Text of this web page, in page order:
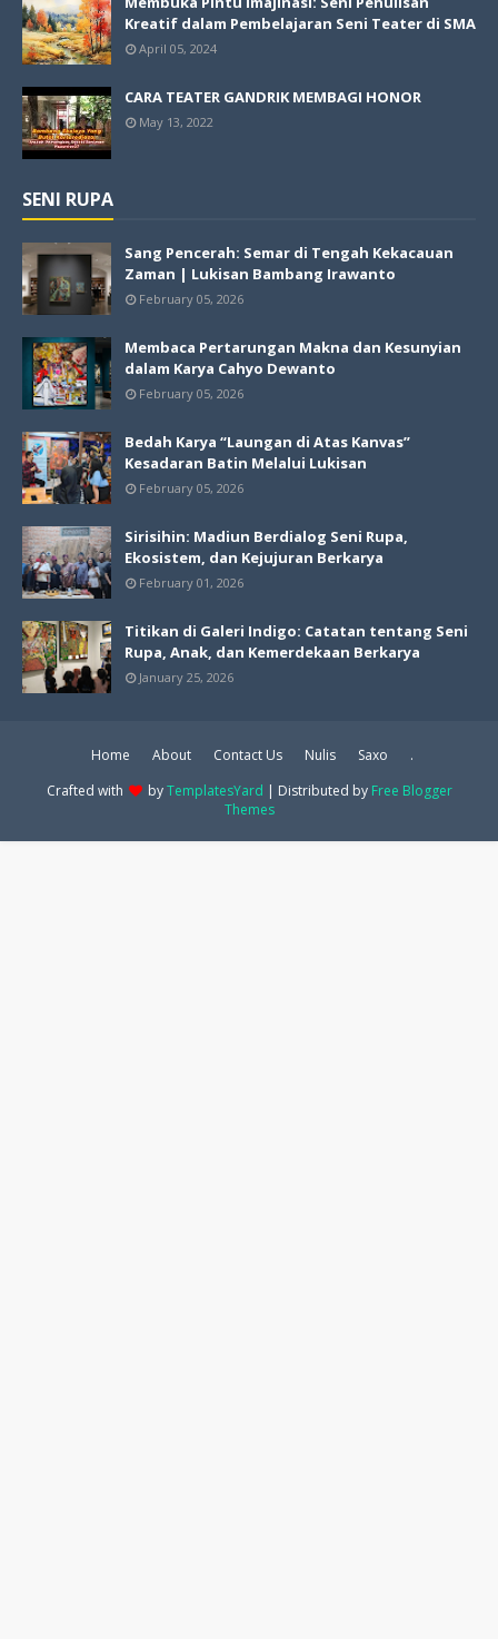
Kreatif dalam Pembelajaran Seni Teater di SMA
April 05, 2024
CARA TEATER GANDRIK MEMBAGI HONOR
May 13, 2022
SENI RUPA
Sang Pencerah: Semar di Tengah Kekacauan
Zaman | Lukisan Bambang Irawanto
February 05, 2026
Membaca Pertarungan Makna dan Kesunyian
dalam Karya Cahyo Dewanto
February 05, 2026
Bedah Karya “Laungan di Atas Kanvas”
Kesadaran Batin Melalui Lukisan
February 05, 2026
Sirisihin: Madiun Berdialog Seni Rupa,
Ekosistem, dan Kejujuran Berkarya
February 01, 2026
Titikan di Galeri Indigo: Catatan tentang Seni
Rupa, Anak, dan Kemerdekaan Berkarya
January 25, 2026
Home About Contact Us Nulis Saxo
.
Crafted with
byTemplatesYard | Distributed by Free Blogger
Themes